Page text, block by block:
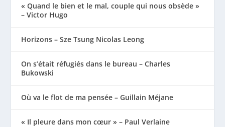
« Quand le bien et le mal, couple qui nous obsède »
– Victor Hugo
Horizons – Sze Tsung Nicolas Leong
On s’était réfugiés dans le bureau – Charles
Bukowski
Où va le flot de ma pensée – Guillain Méjane
« Il pleure dans mon cœur » – Paul Verlaine